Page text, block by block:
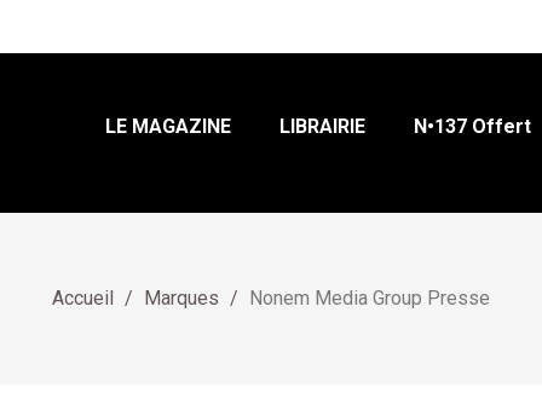
LE MAGAZINE LIBRAIRIE N•137 Offert
Accueil Marques Nonem Media Group Presse